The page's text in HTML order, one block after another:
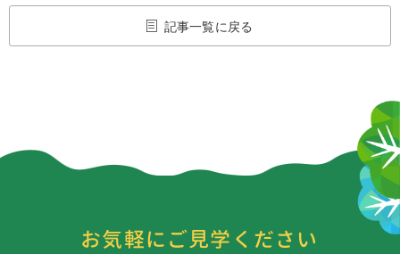
記事一覧に戻る
お気軽にご見学ください